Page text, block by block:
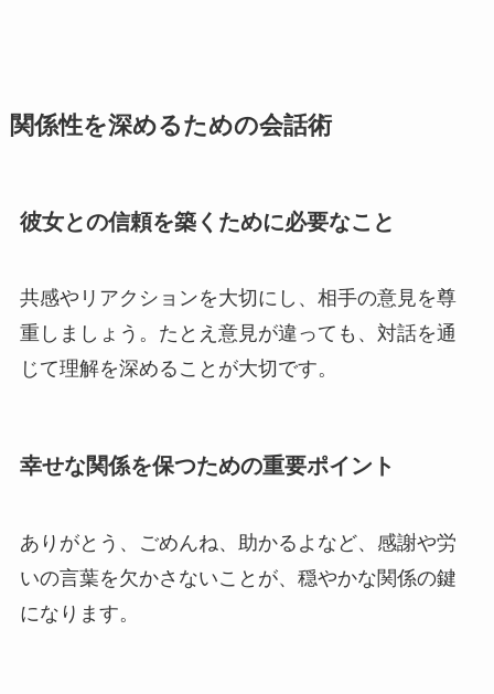
関係性を深めるための会話術
彼女との信頼を築くために必要なこと
共感やリアクションを大切にし、相手の意見を尊
重しましょう。たとえ意見が違っても、対話を通
じて理解を深めることが大切です。
幸せな関係を保つための重要ポイント
ありがとう、ごめんね、助かるよなど、感謝や労
いの言葉を欠かさないことが、穏やかな関係の鍵
になります。